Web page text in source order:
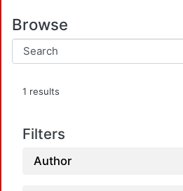
Browse
1 results
Filters
Author